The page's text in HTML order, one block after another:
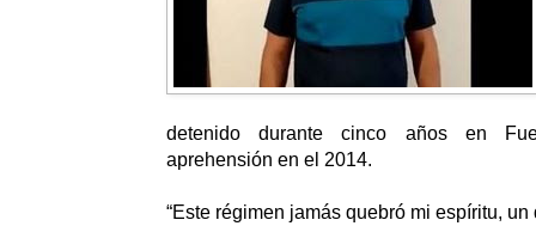
detenido durante cinco años en
aprehensión en el 2014.
“Este régimen jamás quebró mi espíritu,